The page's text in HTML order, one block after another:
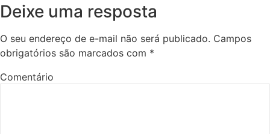
Deixe uma resposta
O seu endereço de e-mail não será publicado. Campos
obrigatórios são marcados com *
Comentário